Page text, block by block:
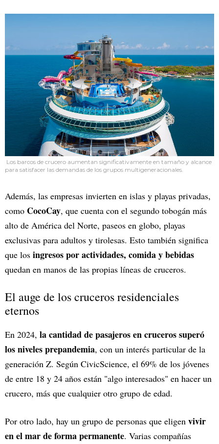
Los barcos de crucero aumentan significativamente en tamaño y alcance
para satisfacer las demandas de los grupos multigeneracionales.
Además, las empresas invierten en islas y playas privadas,
como CocoCay, que cuenta con el segundo tobogán más
alto de América del Norte, paseos en globo, playas
exclusivas para adultos y tirolesas. Esto también significa
que los ingresos por actividades, comida y bebidas
quedan en manos de las propias líneas de cruceros.
El auge de los cruceros residenciales
eternos
En 2024, la cantidad de pasajeros en cruceros superó
los niveles prepandemia, con un interés particular de la
generación Z. Según CivicScience, el 69% de los jóvenes
de entre 18 y 24 años están "algo interesados" en hacer un
crucero, más que cualquier otro grupo de edad.
Por otro lado, hay un grupo de personas que eligen vivir
en el mar de forma permanente. Varias compañías